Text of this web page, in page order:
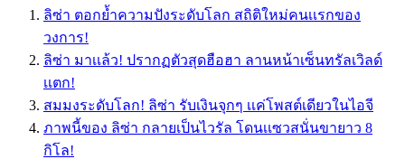
ลิซ่า ตอกย้ำความปังระดับโลก สถิติใหม่คนเเรกของ
วงการ!
ลิซ่า มาเเล้ว! ปรากฏตัวสุดฮือฮา ลานหน้าเซ็นทรัลเวิลด์
เเตก!
สมมงระดับโลก! ลิซ่า รับเงินจุกๆ เเค่โพสต์เดียวในไอจี
ภาพนี้ของ ลิซ่า กลายเป็นไวรัล โดนเเซวสนั่นขายาว 8
กิโล!